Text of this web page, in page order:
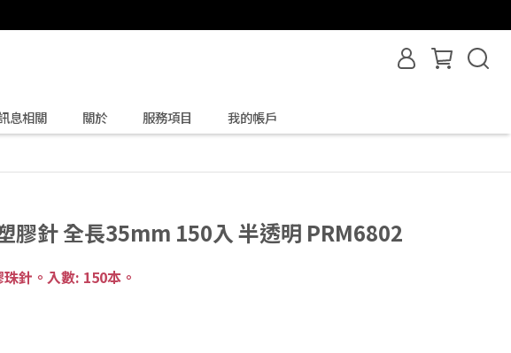
息相關 關於 服務項目 我的帳戶
膠針 全長35mm 150入 半透明 PRM6802
針。入數: 150本。